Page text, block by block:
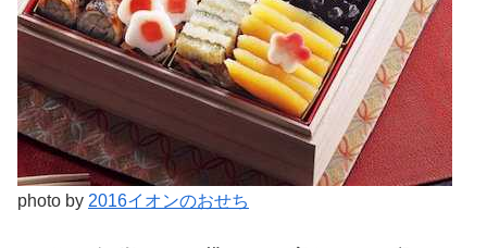
photo by 2016イオンのおせち